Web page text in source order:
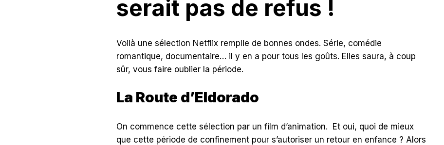
serait pas de refus !
Voilà une sélection Netflix remplie de bonnes ondes. Série, comédie
romantique, documentaire… il y en a pour tous les goûts. Elles saura, à coup
sûr, vous faire oublier la période.
La Route d’Eldorado
On commence cette sélection par un film d’animation. Et oui, quoi de mieux
que cette période de confinement pour s’autoriser un retour en enfance ? Alors